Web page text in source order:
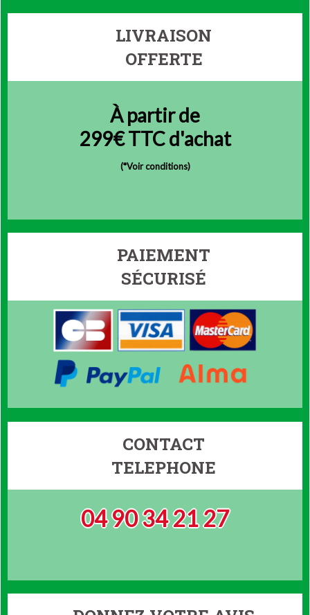
LIVRAISON
OFFERTE
À partir de
299€ TTC d'achat
(*Voir conditions)
PAIEMENT
SÉCURISÉ
CONTACT
TELEPHONE
04 90 34 21 27